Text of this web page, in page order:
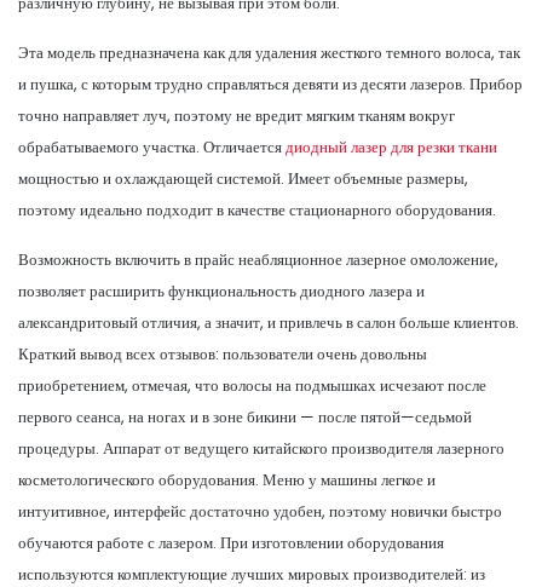
Эта модель предназначена как для удаления жесткого темного волоса, так
и пушка, с которым трудно справляться девяти из десяти лазеров. Прибор
точно направляет луч, поэтому не вредит мягким тканям вокруг
обрабатываемого участка. Отличаетсядиодный лазер для резки ткани
мощностью и охлаждающей системой. Имеет объемные размеры,
поэтому идеально подходит в качестве стационарного оборудования.
Возможность включить в прайс неабляционное лазерное омоложение,
позволяет расширить функциональность диодного лазера и
александритовый отличия, а значит, и привлечь в салон больше клиентов.
Краткий вывод всех отзывов: пользователи очень довольны
приобретением, отмечая, что волосы на подмышках исчезают после
первого сеанса, на ногах и в зоне бикини — после пятой—седьмой
процедуры. Аппарат от ведущего китайского производителя лазерного
косметологического оборудования. Меню у машины легкое и
интуитивное, интерфейс достаточно удобен, поэтому новички быстро
обучаются работе с лазером. При изготовлении оборудования
используются комплектующие лучших мировых производителей: из